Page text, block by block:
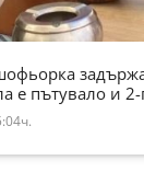
е пътувало и